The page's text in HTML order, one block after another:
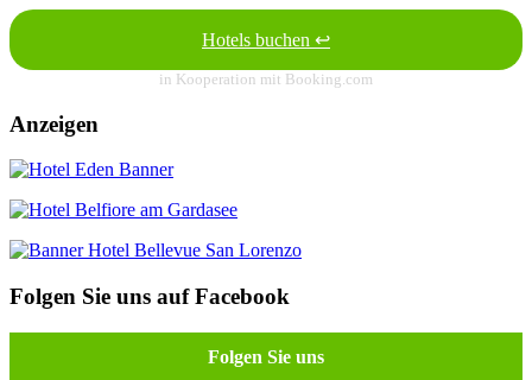
Hotels buchen ↩
in Kooperation mit Booking.com
Anzeigen
Folgen Sie uns auf Facebook
Folgen Sie uns